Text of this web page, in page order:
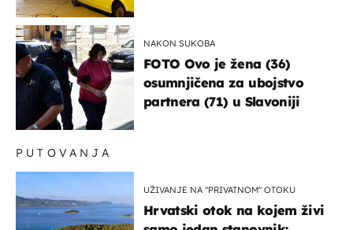
NAKON SUKOBA
FOTO Ovo je žena (36)
osumnjičena za ubojstvo
partnera (71) u Slavoniji
PUTOVANJA
UŽIVANJE NA "PRIVATNOM" OTOKU
Hrvatski otok na kojem živi